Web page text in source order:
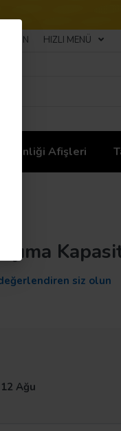
HIZLI MENÜ
Afişleri
siz olun
Ağu